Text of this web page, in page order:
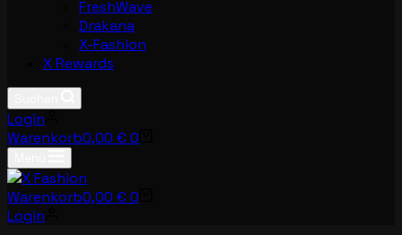
FreshWave
Drakana
X-Fashion
X Rewards
Login
Warenkorb0,00 € 0
Warenkorb0,00 € 0
Login